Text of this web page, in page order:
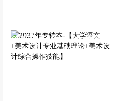
2027年专转本-【大学语文
+美术设计专业基础理论